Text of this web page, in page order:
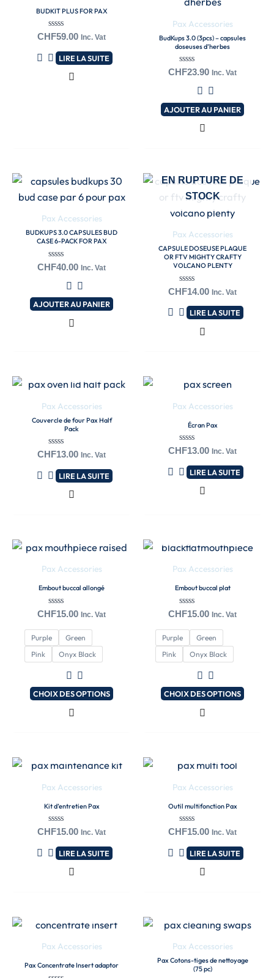
BUDKIT PLUS FOR PAX
Note
sur
5
CHF59.00 Inc. Vat
LIRE LA SUITE
Pax Accessories
BudKups 3.0 (3pcs) – capsules
doseuses d’herbes
Note
CHF23.90 Inc. Vat
AJOUTER AU PANIER
Pax Accessories
BUDKUPS 3.0 CAPSULES BUD
CASE 6-PACK FOR PAX
Note
CHF40.00 Inc. Vat
AJOUTER AU PANIER
EN RUPTURE DE
STOCK
Pax Accessories
CAPSULE DOSEUSE PLAQUE
OR FTV MIGHTY CRAFTY
VOLCANO PLENTY
Note
sur
5
CHF14.00 Inc. Vat
LIRE LA SUITE
Pax Accessories
Couvercle de four Pax Half
Pack
Note
sur
5
CHF13.00 Inc. Vat
LIRE LA SUITE
Pax Accessories
Écran Pax
Note
sur
5
CHF13.00 Inc. Vat
LIRE LA SUITE
Pax Accessories
Embout buccal allongé
Note
sur
5
CHF15.00 Inc. Vat
Purple
Green
Pink
Onyx Black
CHOIX DES OPTIONS
Ce
plusieurs
variations.
options
peuvent
être
choisies
produit
Pax Accessories
Embout buccal plat
Note
sur
5
CHF15.00 Inc. Vat
Purple
Green
Pink
Onyx Black
CHOIX DES OPTIONS
Ce
plusieurs
variations.
options
peuvent
être
choisies
produit
Pax Accessories
Kit d’entretien Pax
Note
sur
5
CHF15.00 Inc. Vat
LIRE LA SUITE
Pax Accessories
Outil multifonction Pax
Note
sur
5
CHF15.00 Inc. Vat
LIRE LA SUITE
Pax Accessories
Pax Concentrate Insert adaptor
Pax Accessories
Pax Cotons-tiges de nettoyage
(75 pc)